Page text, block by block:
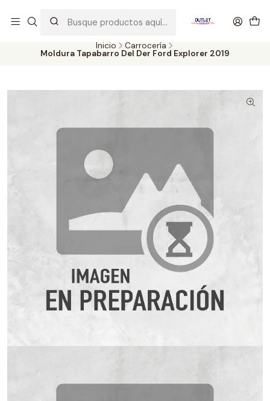
probados con altos estándares de calidad.
Inicio Carrocería
Moldura Tapabarro Del Der Ford Explorer 2019